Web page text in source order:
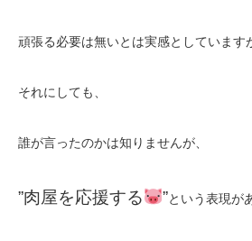
頑張る必要は無いとは実感としています
それにしても、
誰が言ったのかは知りませんが、
”肉屋を応援する ”という表現が